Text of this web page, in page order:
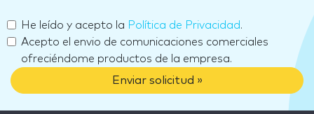
He leído y acepto la Política de Privacidad.
Acepto el envio de comunicaciones comerciales
ofreciéndome productos de la empresa.
Enviar solicitud »